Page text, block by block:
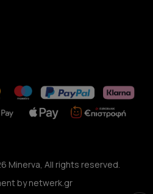
Minerva, All rights reserved.
bynetwerk.gr